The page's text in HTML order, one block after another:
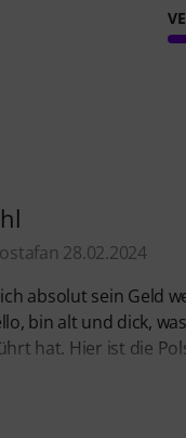
28.02.2024
absolut sein Geld
bin alt und dick,
hat. Hier ist die